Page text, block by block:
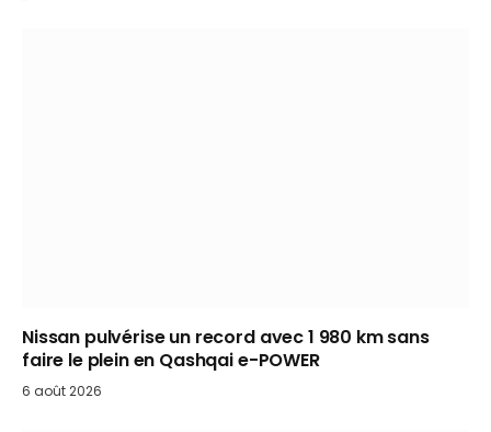
Nissan pulvérise un record avec 1 980 km sans
faire le plein en Qashqai e-POWER
6 août 2026